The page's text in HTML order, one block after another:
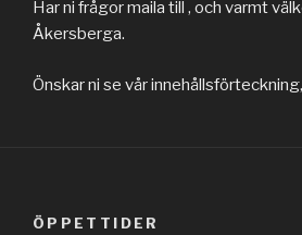
Har ni frågor maila till , och varmt
Åkersberga.
Önskar ni se vår innehållsförteckning,
ÖPPETTIDER